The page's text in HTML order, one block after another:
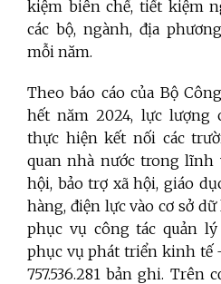
kiệm biên chế, tiết kiệm
các bộ, ngành, địa
mỗi năm.
Theo báo cáo của Bộ
hết năm 2024, lực lượng
thực hiện kết nối các
quan nhà nước trong lĩnh
hội, bảo trợ xã hội, giáo
hàng, điện lực vào cơ sở
phục vụ công tác quản
phục vụ phát triển kinh tế
757.536.281 bản ghi. Trên